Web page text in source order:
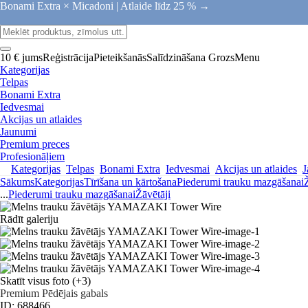
Bonami Extra × Micadoni | Atlaide līdz 25 % →
10 € jumsReģistrācijaPieteikšanāsSalīdzināšana GrozsMenu
Kategorijas
Telpas
Bonami Extra
Iedvesmai
Akcijas un atlaides
Jaunumi
Premium preces
Profesionāļiem
Kategorijas Telpas Bonami Extra Iedvesmai Akcijas un atlaides
SākumsKategorijasTīrīšana un kārtošanaPiederumi trauku mazgāšanai
...Piederumi trauku mazgāšanaiŽāvētāji
Rādīt galeriju
Skatīt visus foto (+3)
Premium Pēdējais gabals
ID: 688466